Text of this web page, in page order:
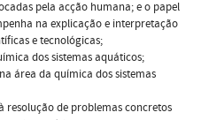
pela acção humana; e o papel
na explicação e interpretação
e tecnológicas;
dos sistemas aquáticos;
área da química dos sistemas
resolução de problemas concretos